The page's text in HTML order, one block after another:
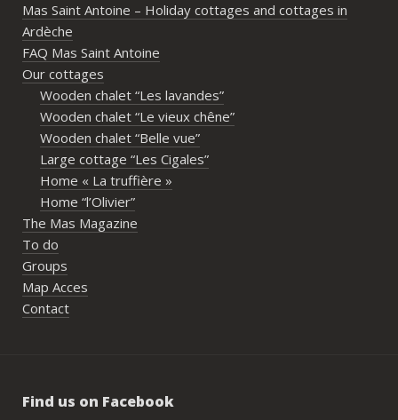
différents gîtes permettent à chacun
d’avoir son espace tout en gardant un
vrai lieu de rassemblement pour
partager les repas et les activités.Un
immense merci également aux
propriétaires pour leur disponibilité, leur
écoute et leur gentillesse tout au long de
l’organisation. Nous avons été très bien
accompagnés avant le week-end avec de
nombreux conseils utiles, aussi bien pour
les prestataires que pour l’organisation
recommandations données sur place
piscine, nature, tranquillité, nombreux
Mas Saint Antoine – Holiday cottages and cottages in
Ardèche
FAQ Mas Saint Antoine
Our cottages
Wooden chalet “Les lavandes”
Wooden chalet “Le vieux chêne”
Wooden chalet “Belle vue”
Large cottage “Les Cigales”
Home « La truffière »
Home “l’Olivier”
The Mas Magazine
To do
Groups
Map Acces
Contact
Find us on Facebook